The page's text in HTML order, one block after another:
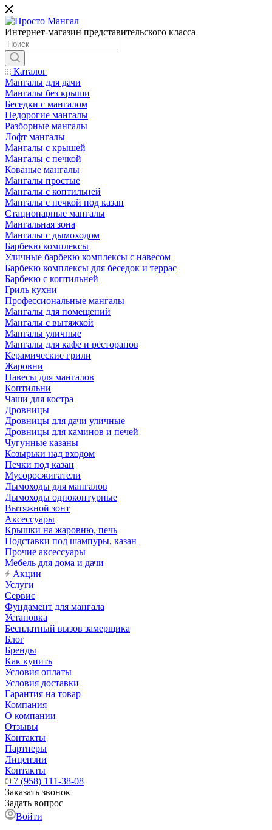
Интернет-магазин представительского класса
Каталог
Мангалы для дачи
Мангалы без крыши
Беседки с мангалом
Недорогие мангалы
Разборные мангалы
Лофт мангалы
Мангалы с крышей
Мангалы с печкой
Кованые мангалы
Мангалы простые
Мангалы с коптильней
Мангалы с печкой под казан
Стационарные мангалы
Мангальная зона
Мангалы с дымоходом
Барбекю комплексы
Уличные барбекю комплексы с навесом
Барбекю комплексы для беседок и террас
Барбекю с коптильней
Гриль кухни
Профессиональные мангалы
Мангалы для помещений
Мангалы с вытяжкой
Мангалы уличные
Мангалы для кафе и ресторанов
Керамические грили
Жаровни
Навесы для мангалов
Коптильни
Чаши для костра
Дровницы
Дровницы для дачи уличные
Дровницы для каминов и печей
Чугунные казаны
Козырьки над входом
Печки под казан
Мусоросжигатели
Дымоходы для мангалов
Дымоходы одноконтурные
Вытяжной зонт
Аксессуары
Крышки на жаровню, печь
Подставки под шампуры, казан
Прочие аксессуары
Мебель для дома и дачи
Акции
Услуги
Сервис
Фундамент для мангала
Установка
Бесплатный вызов замерщика
Блог
Бренды
Как купить
Условия оплаты
Условия доставки
Гарантия на товар
Компания
О компании
Отзывы
Контакты
Партнеры
Лицензии
Контакты
+7 (958) 111-38-08
Заказать звонок
Задать вопрос
Войти